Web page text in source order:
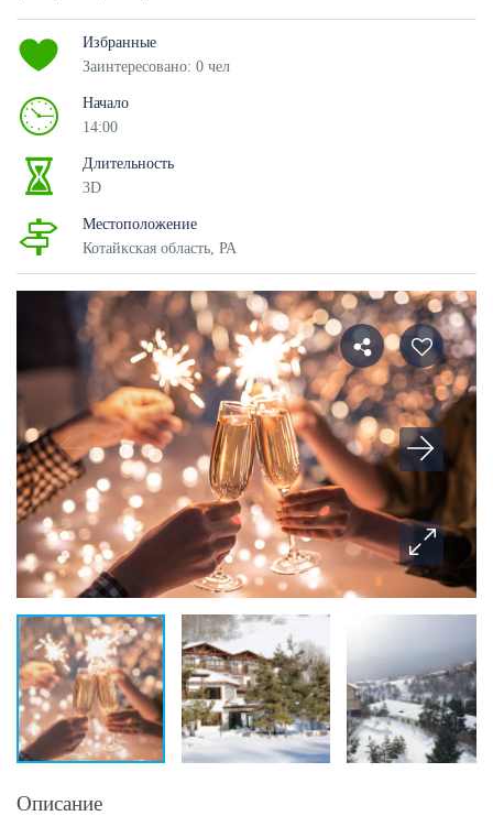
Избранные
Заинтересовано: 0 чел
Начало
14:00
Длительность
3D
Местоположение
Котайкская область, РА
Описание